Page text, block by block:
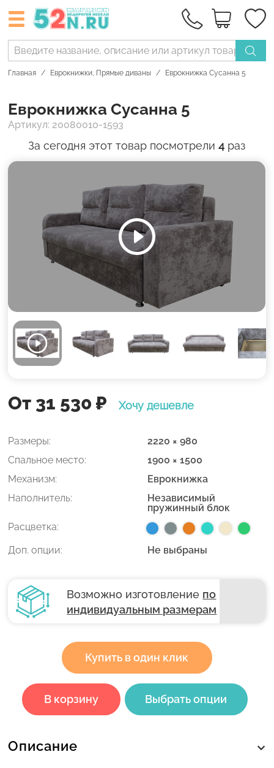
Главная Еврокнижки, Прямые диваны Еврокнижка Сусанна 5
Еврокнижка Сусанна 5
Артикул: 20080010-1593
За сегодня этот товар посмотрели4 раз
От 31 530 ₽ Хочу дешевле
Размеры:
2220 × 980
Спальное место:
1900 × 1500
Механизм:
Еврокнижка
Наполнитель:
Независимый
пружинный блок
Расцветка:
Доп. опции:
Не выбраны
Возможно изготовление по
индивидуальным размерам
Купить в один клик
В корзину Выбрать опции
Описание